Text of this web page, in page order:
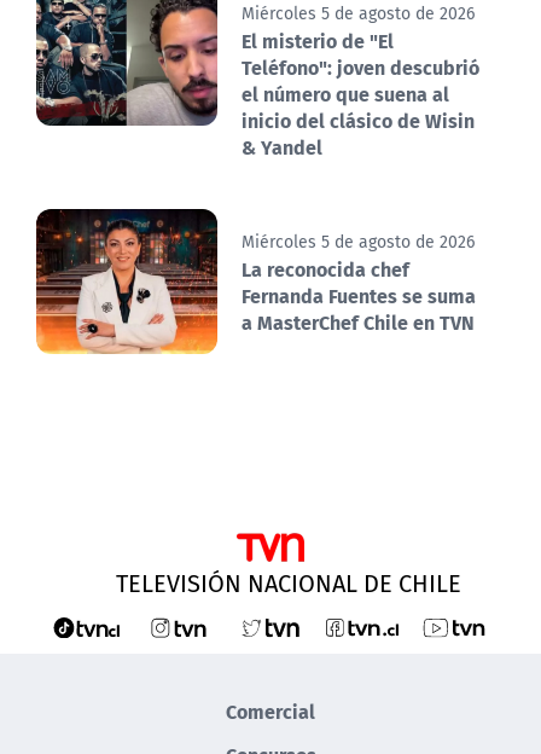
Miércoles 5 de agosto de 2026
El misterio de "El
Teléfono": joven descubrió
el número que suena al
inicio del clásico de Wisin
& Yandel
Miércoles 5 de agosto de 2026
La reconocida chef
Fernanda Fuentes se suma
a MasterChef Chile en TVN
TELEVISIÓN NACIONAL DE CHILE
Comercial